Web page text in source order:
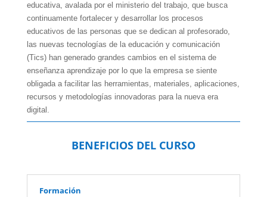
educativa, avalada por el ministerio del trabajo, que busca
continuamente fortalecer y desarrollar los procesos
educativos de las personas que se dedican al profesorado,
las nuevas tecnologías de la educación y comunicación
(Tics) han generado grandes cambios en el sistema de
enseñanza aprendizaje por lo que la empresa se siente
obligada a facilitar las herramientas, materiales, aplicaciones,
recursos y metodologías innovadoras para la nueva era
digital.
BENEFICIOS DEL CURSO
Formación